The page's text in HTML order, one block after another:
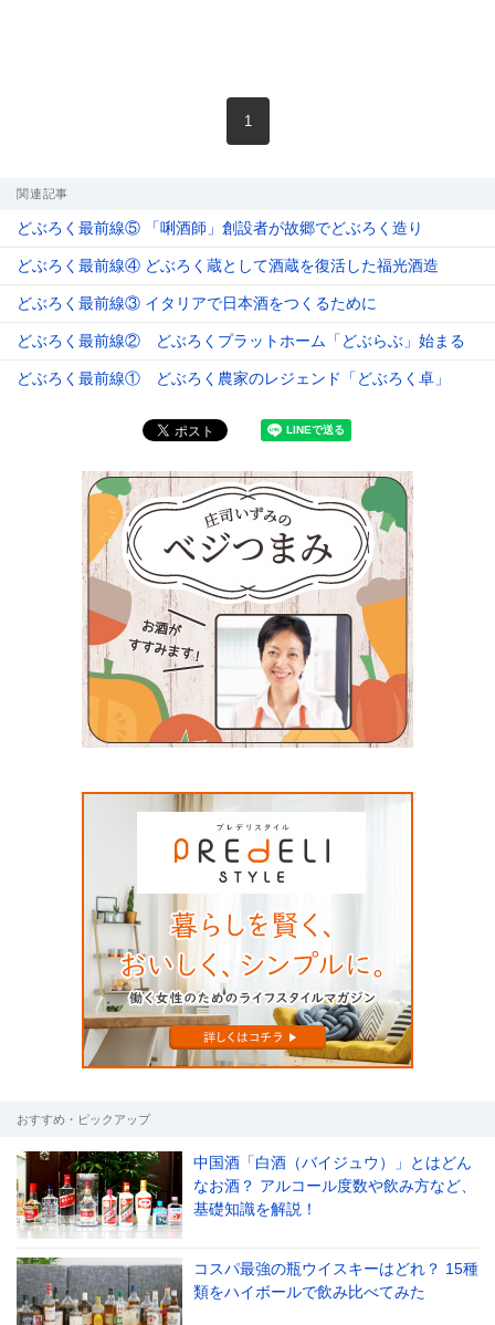
1
関連記事
どぶろく最前線⑤ 「唎酒師」創設者が故郷でどぶろく造り
どぶろく最前線④ どぶろく蔵として酒蔵を復活した福光酒造
どぶろく最前線③ イタリアで日本酒をつくるために
どぶろく最前線② どぶろくプラットホーム「どぶらぶ」始まる
どぶろく最前線① どぶろく農家のレジェンド「どぶろく卓」
おすすめ・ピックアップ
中国酒「白酒（バイジュウ）」とはどん
なお酒？ アルコール度数や飲み方など、
基礎知識を解説！
コスパ最強の瓶ウイスキーはどれ？ 15種
類をハイボールで飲み比べてみた